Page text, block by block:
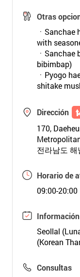
Otras
ㆍ
with
ㆍSanchae
bibimbap)
ㆍPyogo
shitake
Dirección
170,
전라남도
Horario de
09:00-20:00
Seollal
(Korean
Consultas